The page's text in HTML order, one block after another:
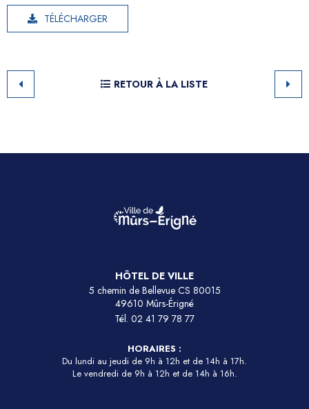
TÉLÉCHARGER
RETOUR À LA LISTE
HÔTEL DE VILLE
5 chemin de Bellevue CS 80015
49610 Mûrs-Érigné
Tél. 02 41 79 78 77
HORAIRES :
Du lundi au jeudi de 9h à 12h et de 14h à 17h.
Le vendredi de 9h à 12h et de 14h à 16h.